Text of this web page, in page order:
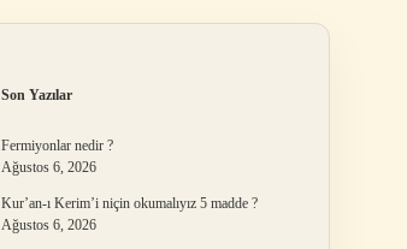
Son Yazılar
Fermiyonlar nedir ?
Ağustos 6, 2026
Kur’an-ı Kerim’i niçin okumalıyız 5 madde ?
Ağustos 6, 2026